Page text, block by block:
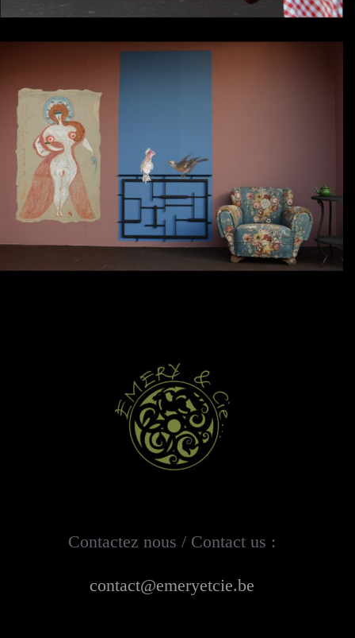
Contactez nous / Contact us :
contact@emeryetcie.be